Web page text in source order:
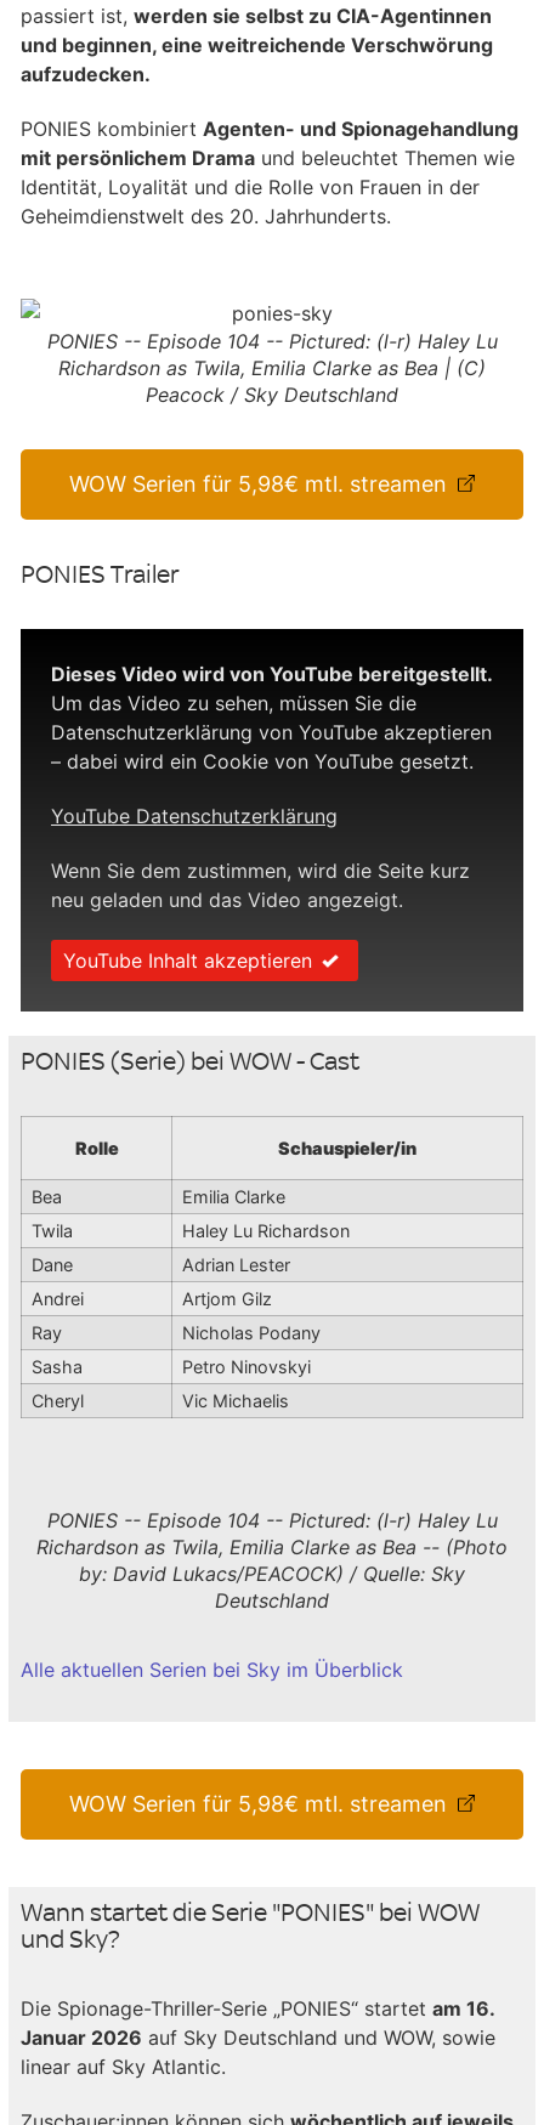
passiert ist, werden sie selbst zu CIA-Agentinnen
und beginnen, eine weitreichende Verschwörung
aufzudecken.
PONIES kombiniert Agenten- und Spionagehandlung
mit persönlichem Drama und beleuchtet Themen wie
Identität, Loyalität und die Rolle von Frauen in der
Geheimdienstwelt des 20. Jahrhunderts.
PONIES -- Episode 104 -- Pictured: (l-r) Haley Lu
Richardson as Twila, Emilia Clarke as Bea | (C)
Peacock / Sky Deutschland
WOW Serien für 5,98€ mtl. streamen
PONIES Trailer
Dieses Video wird von YouTube bereitgestellt.
Um das Video zu sehen, müssen Sie die
Datenschutzerklärung von YouTube akzeptieren
– dabei wird ein Cookie von YouTube gesetzt.
YouTube Datenschutzerklärung
Wenn Sie dem zustimmen, wird die Seite kurz
neu geladen und das Video angezeigt.
YouTube Inhalt akzeptieren
PONIES (Serie) bei WOW - Cast
Rolle Schauspieler/in
Bea
Emilia Clarke
Twila
Haley Lu Richardson
Dane
Adrian Lester
Andrei
Artjom Gilz
Ray
Nicholas Podany
Sasha
Petro Ninovskyi
Cheryl
Vic Michaelis
PONIES -- Episode 104 -- Pictured: (l-r) Haley Lu
Richardson as Twila, Emilia Clarke as Bea -- (Photo
by: David Lukacs/PEACOCK) / Quelle: Sky
Deutschland
Alle aktuellen Serien bei Sky im Überblick
WOW Serien für 5,98€ mtl. streamen
Wann startet die Serie "PONIES" bei WOW
und Sky?
Die Spionage-Thriller-Serie „PONIES“ startet am 16.
Januar 2026 auf Sky Deutschland und WOW, sowie
linear auf Sky Atlantic.